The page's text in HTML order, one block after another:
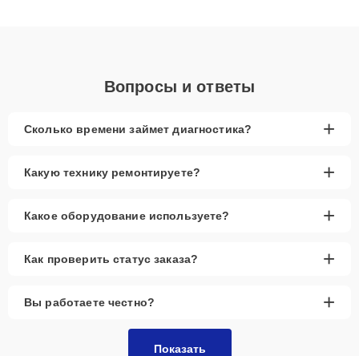
Вопросы и ответы
Сколько времени займет диагностика? +
Какую технику ремонтируете? +
Какое оборудование используете? +
Как проверить статус заказа? +
Вы работаете честно? +
Показать